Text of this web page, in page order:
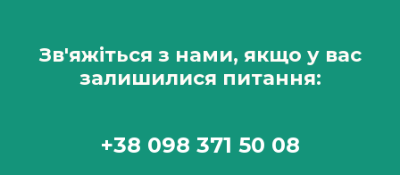
Зв'яжіться з нами, якщо у вас
залишилися питання:
+38 098 371 50 08